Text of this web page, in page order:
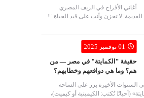
أغاني الأفراح في الريف المصري
القديمة"لا تحزن وأنت على قيد الحياة" !
01 نوفمبر 2025
حقيقة "الكمايتة" في مصر — من
هم؟ وما هي دوافعهم وخطابهم؟
السنوات الأخيرة برز على الساحة
(أحيانًا تُكتب: الكيميتية أو كيميت)،